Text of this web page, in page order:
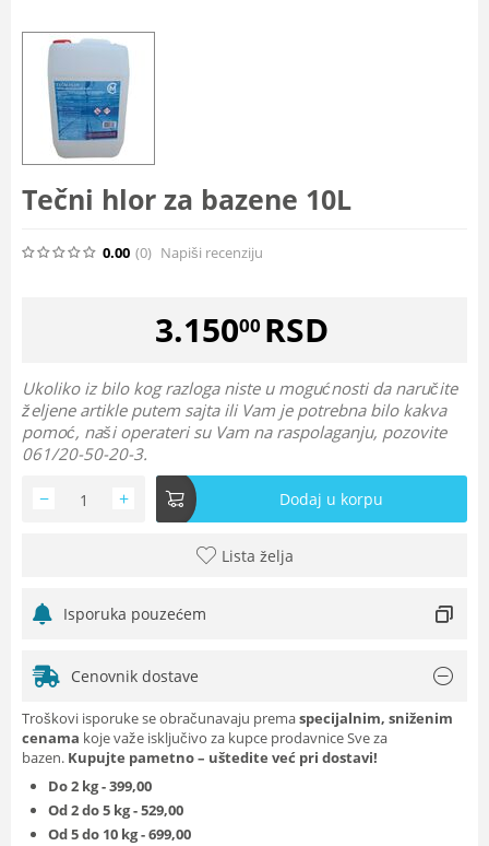
Tečni hlor za bazene 10L
0.00 (0) Napiši recenziju
3.15000 RSD
Ukoliko iz bilo kog razloga niste u mogućnosti da naručite
željene artikle putem sajta ili Vam je potrebna bilo kakva
pomoć, naši operateri su Vam na raspolaganju, pozovite
061/20-50-20-3.
+
− Dodaj u korpu
Lista želja
Isporuka pouzećem
Cenovnik dostave
Troškovi isporuke se obračunavaju premaspecijalnim, sniženim
cenama koje važe isključivo za kupce prodavnice Sve za
bazen. Kupujte pametno – uštedite već pri dostavi!
Do 2 kg - 399,00
Od 2 do 5 kg - 529,00
Od 5 do 10 kg - 699,00